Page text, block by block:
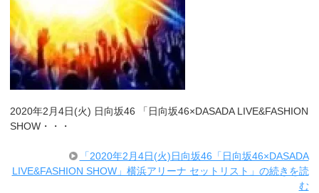
2020年2月4日(火) 日向坂46 「日向坂46×DASADA LIVE&FASHION
SHOW・・・
「2020年2月4日(火)日向坂46「日向坂46×DASADA
LIVE&FASHION SHOW」横浜アリーナ セットリスト」の続きを読
む